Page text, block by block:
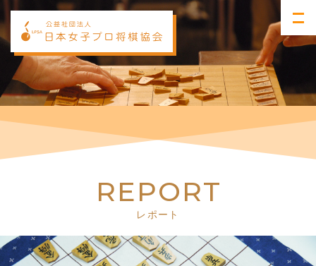
REPORT
レポート